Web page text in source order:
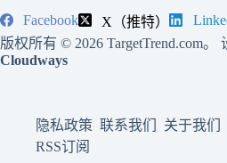
Facebook X（推特）
版权所有 © 2026 TargetTrend.com。
Cloudways
隐私政策 联系我们 关于我们
RSS订阅